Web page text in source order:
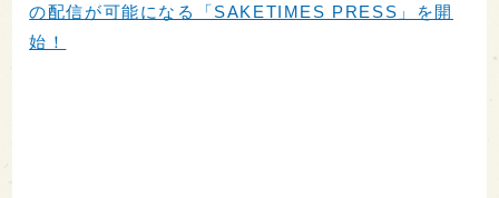
の配信が可能になる「SAKETIMES PRESS」を開
始！